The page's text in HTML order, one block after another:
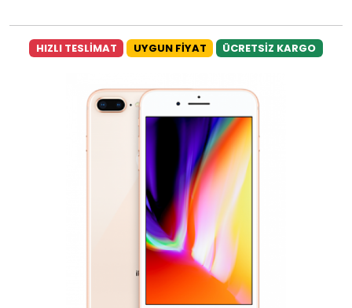
HIZLI TESLİMAT UYGUN FİYAT ÜCRETSİZ KARGO